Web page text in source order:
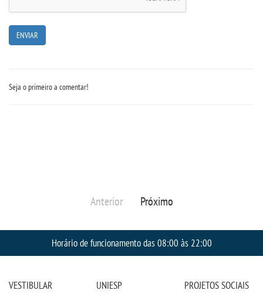
REGIMENTOS
REGULAMENTOS
CONTATO
Seja o primeiro a comentar!
Anterior Próximo
Horário de funcionamento das 08:00 às 22:00
VESTIBULAR UNIESP PROJETOS SOCIAIS